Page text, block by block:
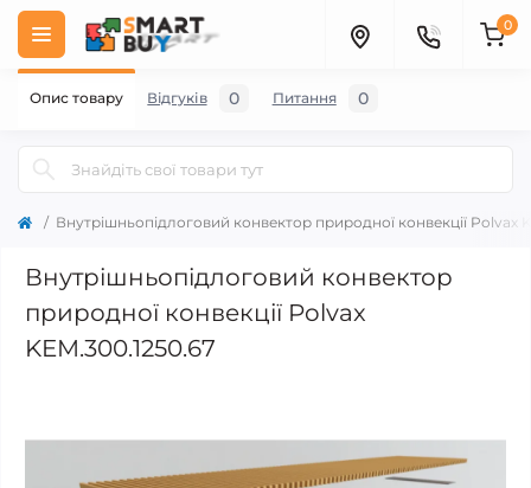
0
Внутрішньопідлоговий конвектор природної конвекції Polvax
Внутрішньопідлоговий конвектор
природної конвекції Polvax
KEM.300.1250.67
Опис товару Відгуків 0 Питання 0